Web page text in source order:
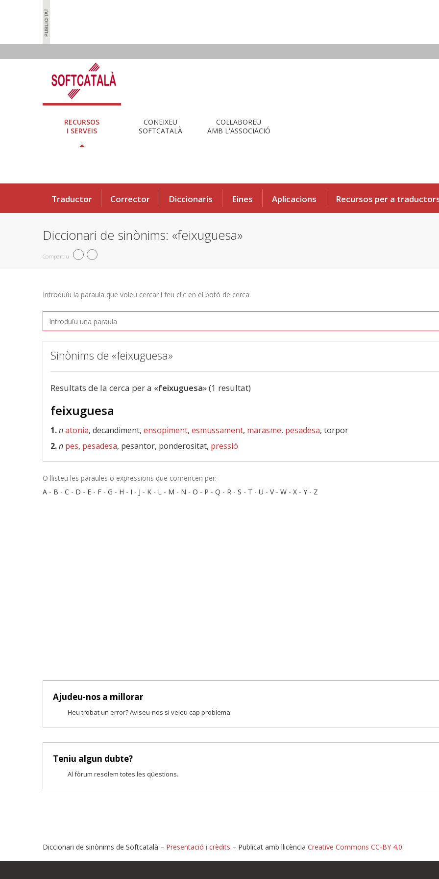
RECURSOS
I SERVEIS
CONEIXEU
SOFTCATALÀ
COL·LABOREU
AMB L'ASSOCIACIÓ
Traductor Corrector Diccionaris Eines Aplicacions Recursos per a
Diccionari de sinònims: «feixuguesa»
Compartiu
Introduïu la paraula que voleu cercar i feu clic en el botó de cerca.
Sinònims de «feixuguesa»
Resultats de la cerca per a «feixuguesa» (1 resultat)
feixuguesa
1.natonia, decandiment, ensopiment, esmussament, marasme, pesadesa, torpor
2.n pes, pesadesa, pesantor, ponderositat, pressió
O llisteu les paraules o expressions que comencen per:
A - B - C - D - E - F - G - H - I - J - K - L - M - N - O - P - Q - R - S - T - U - V- W - X - Y - Z
Ajudeu-nos a millorar
Heu trobat un error? Aviseu-nos si veieu cap problema.
Teniu algun dubte?
Al fòrum resolem totes les qüestions.
Diccionari de sinònims de Softcatalà – Presentació i crèdits – Publicat amb llicència Creative Commons CC-BY 4.0